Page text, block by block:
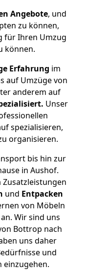
Angebote, und
zu können,
für Ihren Umzug
können.
Erfahrung im
auf Umzüge von
anderem auf
Unser
spezialisieren,
organisieren.
bis hin zur
in Aushof.
und Entpacken
von Möbeln
Wir sind uns
Bottrop nach
uns daher
und
einzugehen.